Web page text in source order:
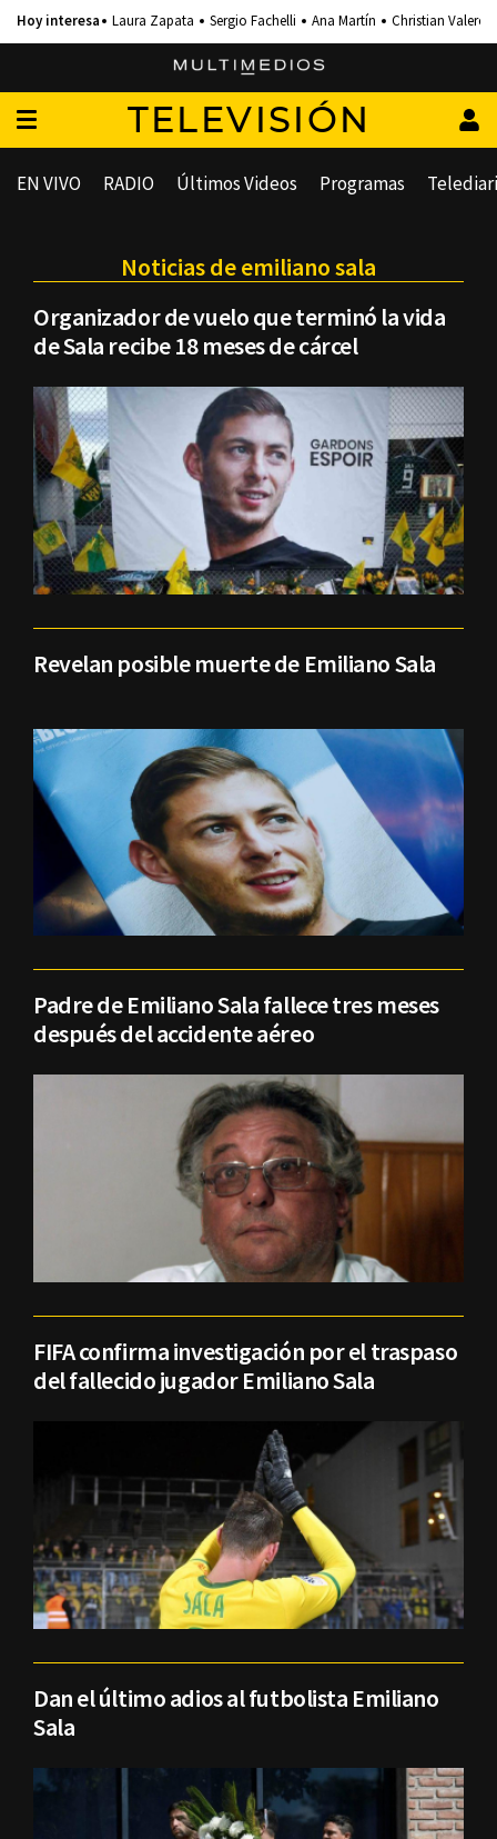
Laura Zapata Sergio Fachelli Ana Martín Christian Valero
TELEVISIÓN
EN VIVO RADIO Últimos Videos Programas
Noticias de emiliano sala
Organizador de vuelo que terminó la vida
de Sala recibe 18 meses de cárcel
Revelan posible muerte de Emiliano Sala
Padre de Emiliano Sala fallece tres meses
después del accidente aéreo
FIFA confirma investigación por el traspaso
del fallecido jugador Emiliano Sala
Dan el último adios al futbolista Emiliano
Sala